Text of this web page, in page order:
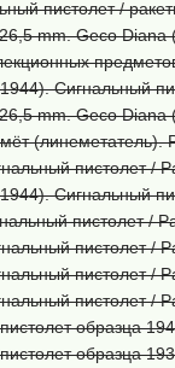
пистолет /
mm. Geco
Сигнальный
mm. Geco
(линеметатель).
пистолет /
Сигнальный
пистолет /
пистолет /
пистолет /
пистолет /
образца
образца